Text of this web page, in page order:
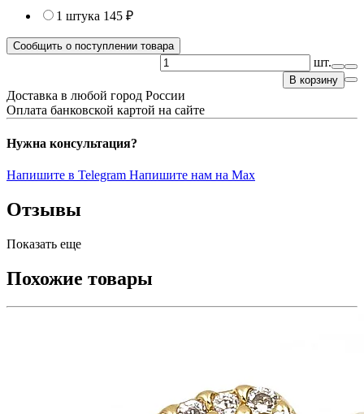
1 штука 145 ₽
Сообщить о поступлении товара
шт.
В корзину
Доставка в любой город России
Оплата банковской картой на сайте
Нужна консультация?
Напишите в Telegram Напишите нам на Max
Отзывы
Показать еще
Похожие товары